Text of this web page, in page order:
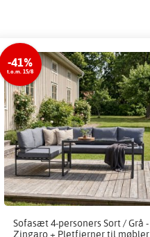
-41%
t.o.m. 15/8
Sofasæt 4-personers Sort / Grå -
Zingaro + Pletfjerner til møbler